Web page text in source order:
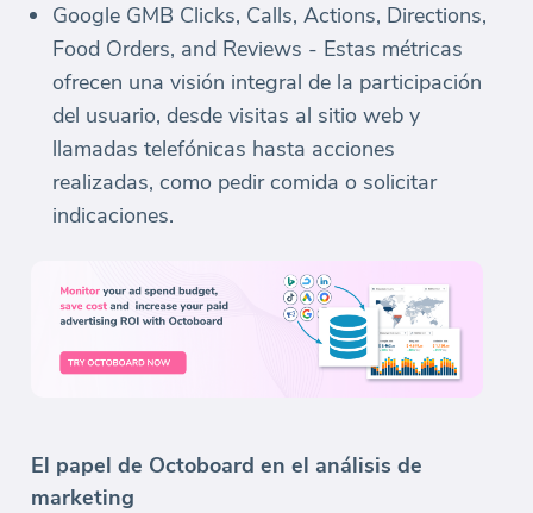
Google GMB Clicks, Calls, Actions, Directions,
Food Orders, and Reviews - Estas métricas
ofrecen una visión integral de la participación
del usuario, desde visitas al sitio web y
llamadas telefónicas hasta acciones
realizadas, como pedir comida o solicitar
indicaciones.
El papel de Octoboard en el análisis de
marketing